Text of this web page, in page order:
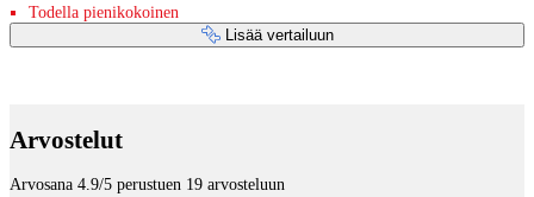
Todella pienikokoinen
Lisää vertailuun
Arvostelut
Arvosana 4.9/5 perustuen 19 arvosteluun